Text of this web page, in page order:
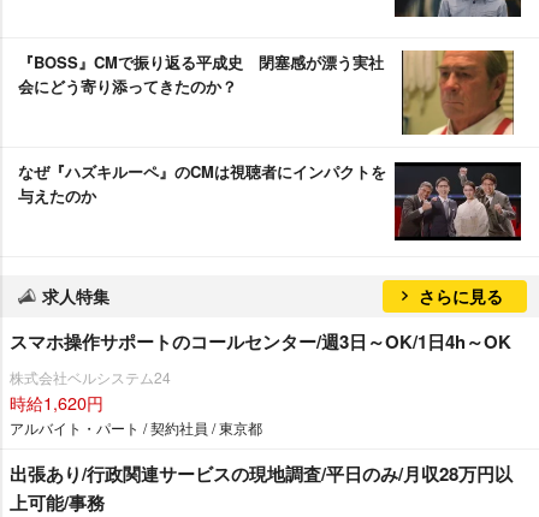
『BOSS』CMで振り返る平成史 閉塞感が漂う実社
会にどう寄り添ってきたのか？
なぜ『ハズキルーペ』のCMは視聴者にインパクトを
与えたのか
求人特集 さらに見る
スマホ操作サポートのコールセンター/週3日～OK/1日4h～OK
株式会社ベルシステム24
時給1,620円
アルバイト・パート / 契約社員 / 東京都
出張あり/行政関連サービスの現地調査/平日のみ/月収28万円以
上可能/事務